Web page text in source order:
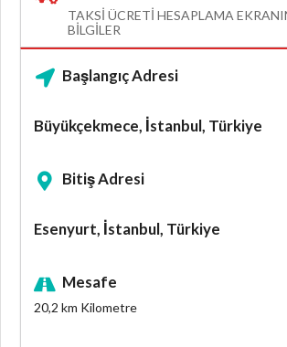
TAKSI ÜCRETI HESAPLAMA
BILGILER
Başlangıç Adresi
Büyükçekmece, İstanbul, Türkiye
Bitiş Adresi
Esenyurt, İstanbul, Türkiye
Mesafe
20,2 km Kilometre